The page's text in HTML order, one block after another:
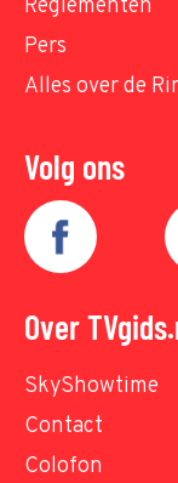
Reglementen
Pers
Alles over de
Volg ons
Over
SkyShowtime
Contact
Colofon